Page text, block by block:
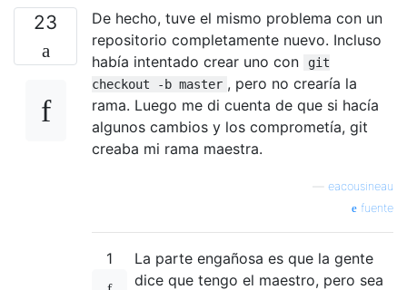
23
De hecho, tuve el mismo problema con un
repositorio completamente nuevo. Incluso
había intentado crear uno con
git
checkout -b master , pero no crearía la
rama. Luego me di cuenta de que si hacía
algunos cambios y los comprometía, git
creaba mi rama maestra.
eacousineau
fuente
1
La parte engañosa es que la gente
dice que tengo el maestro, pero sea